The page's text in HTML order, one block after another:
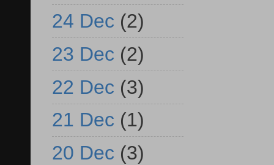
24 Dec (2)
23 Dec (2)
22 Dec (3)
21 Dec (1)
20 Dec (3)